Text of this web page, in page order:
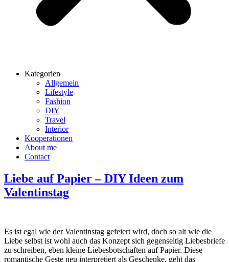
Kategorien
Allgemein
Lifestyle
Fashion
DIY
Travel
Interior
Kooperationen
About me
Contact
Liebe auf Papier – DIY Ideen zum
Valentinstag
Es ist egal wie der Valentinstag gefeiert wird, doch so alt wie die
Liebe selbst ist wohl auch das Konzept sich gegenseitig Liebesbriefe
zu schreiben, eben kleine Liebesbotschaften auf Papier. Diese
romantische Geste neu interpretiert als Geschenke, geht das